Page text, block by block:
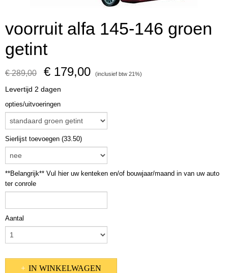
voorruit alfa 145-146 groen
getint
€ 289,00 € 179,00 (inclusief btw 21%)
Levertijd 2 dagen
opties/uitvoeringen
Sierlijst toevoegen (33.50)
**Belangrijk** Vul hier uw kenteken en/of bouwjaar/maand in van uw auto
ter conrole
Aantal
IN WINKELWAGEN